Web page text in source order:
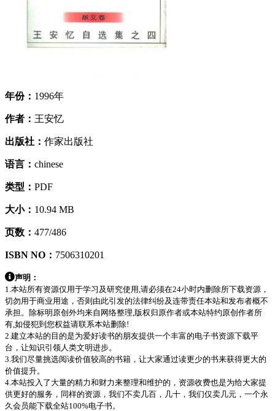
年份： 1996年
作者： 王安忆
出版社： 作家出版社
语言： chinese
类型： PDF
大小： 10.94 MB
页数： 477/486
ISBN NO： 7506310201
声明：
1.本站所有资源仅用于学习及研究使用,请必须在24小时内删除所下载资源，
切勿用于商业用途，否则由此引发的法律纠纷及连带责任本站和发布者概不
承担。除标明原创外均来自网络整理,版权归原作者或本站特约原创作者所
有,如侵犯到您权益请联系本站删除!
2.建立本站的目的是为爱好读书的朋友提供一个丰富的电子书资源下载平
台，让知识引领人类文明进步。
3.我们尽量挑选阅读价值较高的书籍，让大家通过读更少的书来获得更大的
价值提升。
4.本站投入了大量的精力和财力来整理和维护的，资源收费也是为给大家提
供更好的服务，同样的资源，我们不卖几百，几十，我们仅卖几元，一个永
久会员能下载全站100%电子书。